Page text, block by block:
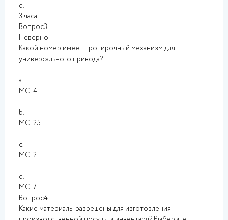
d.
3 часа
Вопрос3
Неверно
Какой номер имеет протирочный механизм для
универсального привода?
a.
МС-4
b.
МС-25
c.
МС-2
d.
МС-7
Вопрос4
Какие материалы разрешены для изготовления